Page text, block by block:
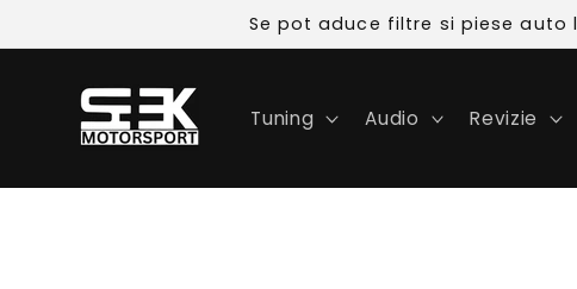
Se pot aduce filtre si piese auto
Tuning Audio Revizie